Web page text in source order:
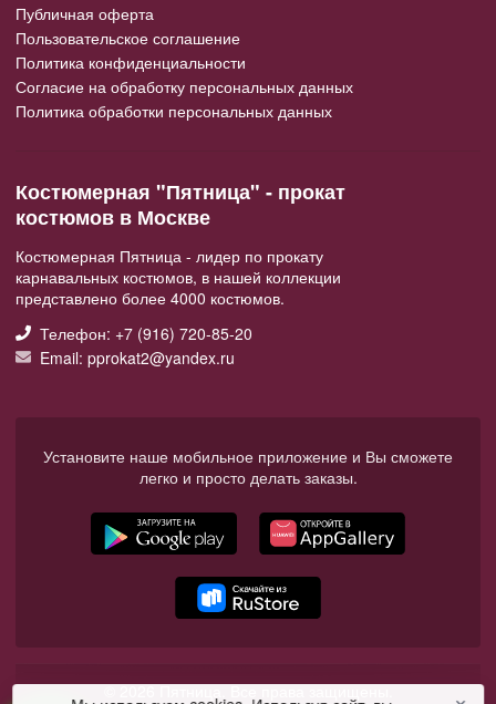
Публичная оферта
Пользовательское соглашение
Политика конфиденциальности
Согласие на обработку персональных данных
Политика обработки персональных данных
Костюмерная "Пятница" - прокат
костюмов в Москве
Костюмерная Пятница - лидер по прокату
карнавальных костюмов, в нашей коллекции
представлено более 4000 костюмов.
Телефон: +7 (916) 720-85-20
Email: pprokat2@yandex.ru
Установите наше мобильное приложение и Вы сможете
легко и просто делать заказы.
© 2026 Пятница. Все права защищены.